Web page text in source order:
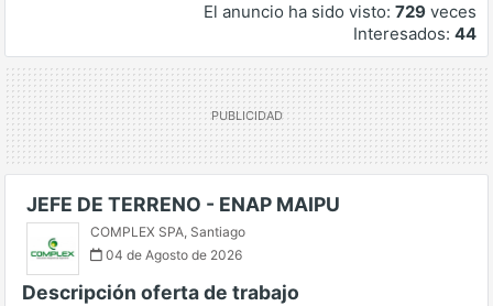
El anuncio ha sido visto: 729 veces
Interesados: 44
JEFE DE TERRENO - ENAP MAIPU
COMPLEX SPA, Santiago
04 de Agosto de 2026
Descripción oferta de trabajo